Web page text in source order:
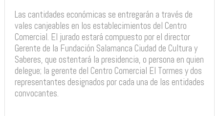
Las cantidades económicas se entregarán a través de
vales canjeables en los establecimientos del Centro
Comercial. El jurado estará compuesto por el director
Gerente de la Fundación Salamanca Ciudad de Cultura y
Saberes, que ostentará la presidencia, o persona en quien
delegue; la gerente del Centro Comercial El Tormes y dos
representantes designados por cada una de las entidades
convocantes.